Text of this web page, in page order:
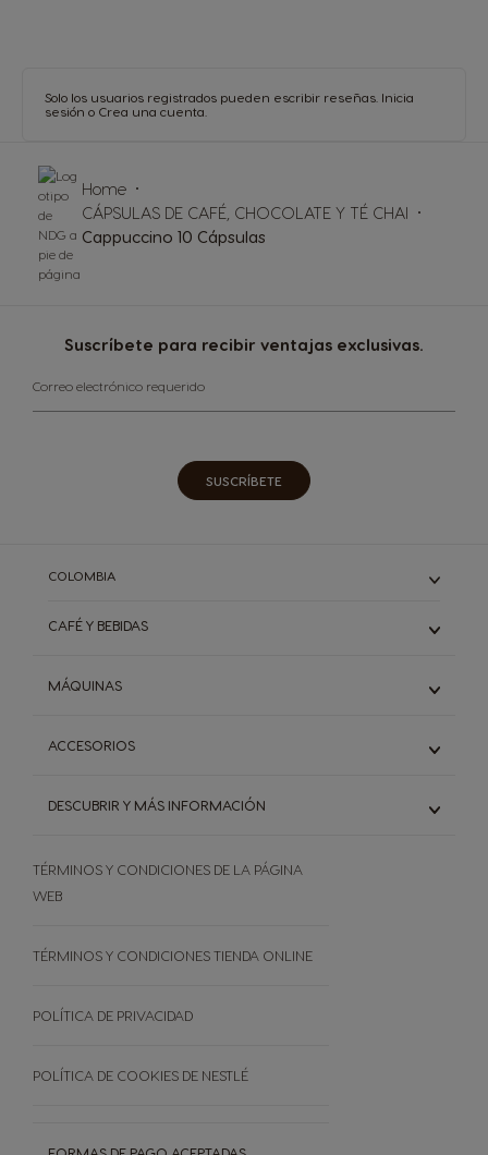
Solo los usuarios registrados pueden escribir reseñas. Inicia
sesión o Crea una cuenta
Suscríbete para recibir ventajas exclusivas.
Correo electrónico requerido
SUSCRÍBETE
Home
CÁPSULAS DE CAFÉ, CHOCOLATE Y TÉ CHAI
Cappuccino 10 Cápsulas
COLOMBIA
CAFÉ Y BEBIDAS
Café solo
Chocolate y Té
MÁQUINAS
Infinissima
Piccolo XS
ACCESORIOS
DESCUBRIR Y MÁS INFORMACIÓN
El mundo del café
Sostenibilidad
Términos y Condiciones de la Página Web
TÉRMINOS Y CONDICIONES DE LA PÁGINA
WEB
TÉRMINOS Y CONDICIONES TIENDA ONLINE
POLÍTICA DE PRIVACIDAD
POLÍTICA DE COOKIES DE NESTLÉ